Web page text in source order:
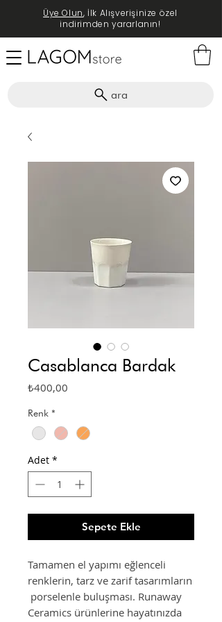
ara
Üye Olun, İlk Alışverişinize özel
indirimden yararlanın!
Casablanca Bardak
₺400,00
Renk *
Adet *
Sepete Ekle
Tamamen el yapımı eğlenceli
renklerin, tarz ve zarif tasarımların
porselenle buluşması. Runaway
Ceramics ürünlerine hayatınızda